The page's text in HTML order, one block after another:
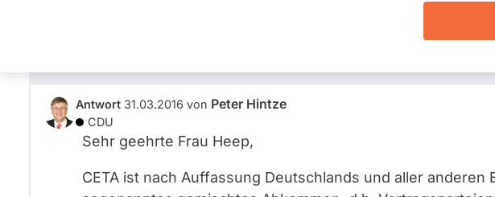
bestehen Sie auf einer Ratifiezierung von CETA durch alle
Antwort 31.03.2016 von Peter Hintze
CDU
Sehr geehrte Frau Heep,
CETA ist nach Auffassung Deutschlands und aller anderen